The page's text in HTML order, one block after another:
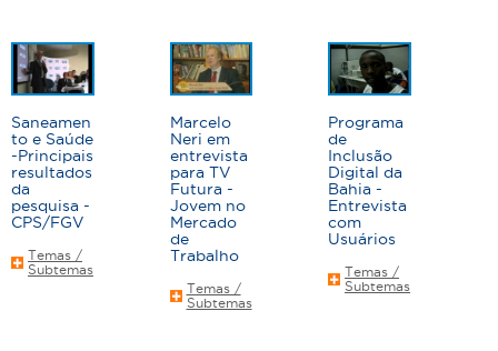
Saneamen
to e Saúde
-Principais
resultados
da
pesquisa -
CPS/FGV
Temas /
Subtemas
Marcelo
Neri em
entrevista
para TV
Futura -
Jovem no
Mercado
de
Trabalho
Temas /
Subtemas
Programa
de
Inclusão
Digital da
Bahia -
Entrevista
com
Usuários
Temas /
Subtemas